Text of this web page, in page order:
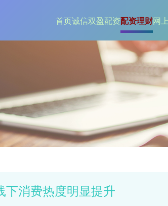
首页诚信双盈配资配资理财网
消费热度明显提升